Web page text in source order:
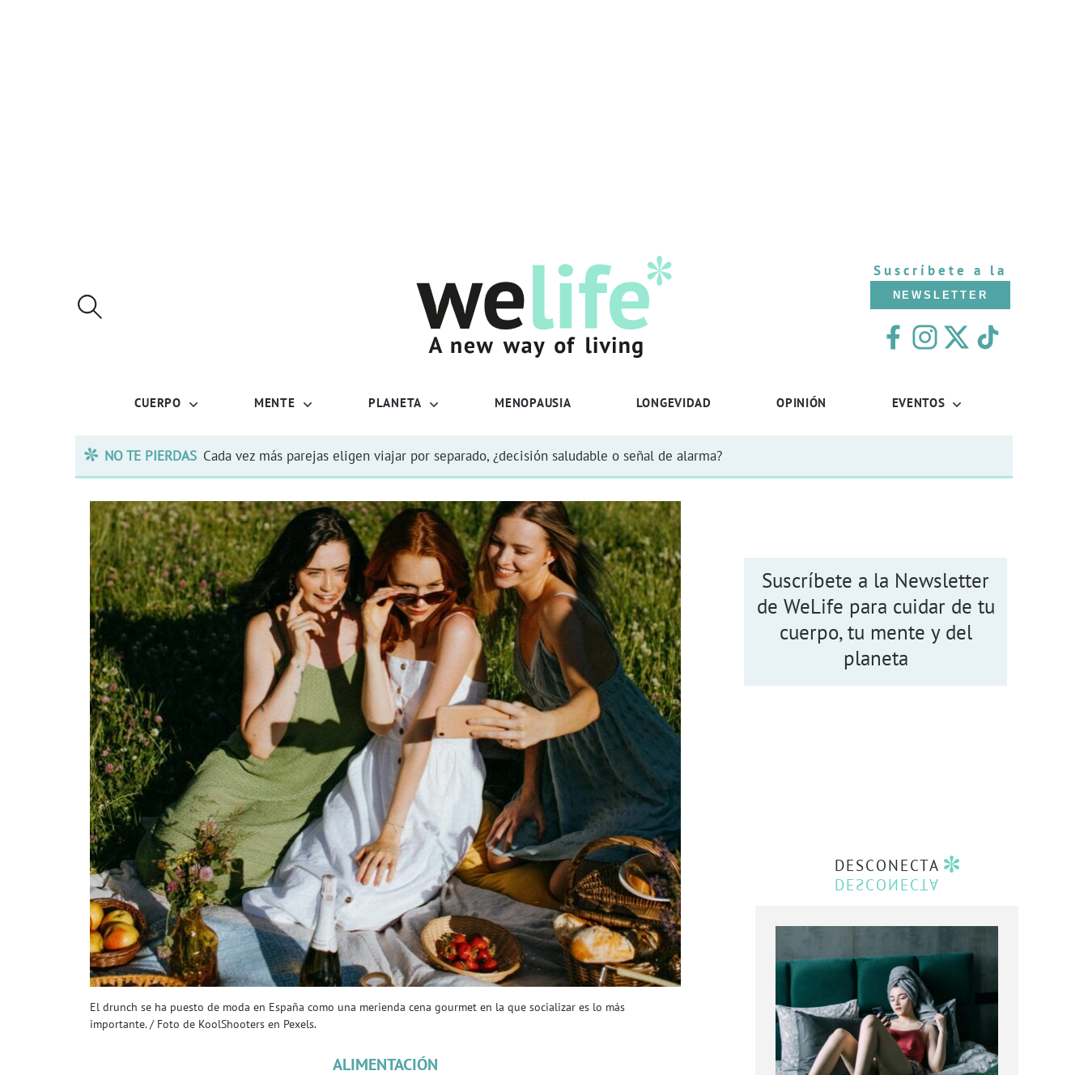
Suscríbete a la
NEWSLETTER
CUERPO MENTE PLANETA MENOPAUSIA LONGEVIDAD OPINIÓN EVENTOS
NO TE PIERDAS Cada vez más parejas eligen viajar por separado, ¿decisión saludable o señal de alarma?
El drunch se ha puesto de moda en España como una merienda cena gourmet en la que socializar es lo más
importante. / Foto de KoolShooters en Pexels.
ALIMENTACIÓN
Suscríbete a la Newsletter
de WeLife para cuidar de tu
cuerpo, tu mente y del
planeta
DESCONECTA